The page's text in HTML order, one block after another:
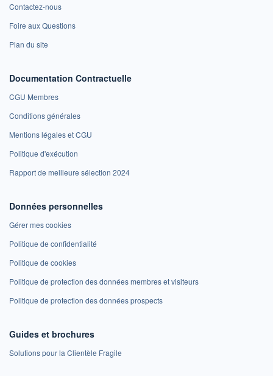
Contactez-nous
Foire aux Questions
Plan du site
Documentation Contractuelle
CGU Membres
Conditions générales
Mentions légales et CGU
Politique d'exécution
Rapport de meilleure sélection 2024
Données personnelles
Gérer mes cookies
Politique de confidentialité
Politique de cookies
Politique de protection des données membres et visiteurs
Politique de protection des données prospects
Guides et brochures
Solutions pour la Clientèle Fragile